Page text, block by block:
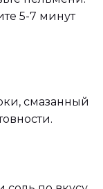
5-7 минут
смазанный